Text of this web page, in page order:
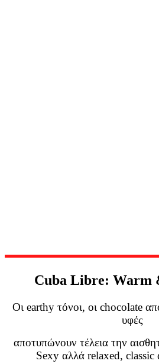
Cuba Libre: Warm
Οι earthy τόνοι, οι chocolate
υφές
αποτυπώνουν τέλεια την
Sexy αλλά relaxed, classic